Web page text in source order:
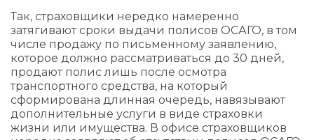
Так, страховщики нередко намеренно
затягивают сроки выдачи полисов ОСАГО, в том
числе продажу по письменному заявлению,
которое должно рассматриваться до 30 дней,
продают полис лишь после осмотра
транспортного средства, на который
сформирована длинная очередь, навязывают
дополнительные услуги в виде страховки
жизни или имущества. В офисе страховщиков